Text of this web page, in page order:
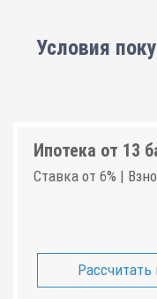
Условия
Ипотека от 13
Ставка от 6% |
Рассчитать